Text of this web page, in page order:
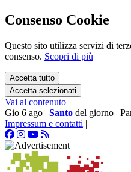
Consenso Cookie
Questo sito utilizza servizi di
consenso. Scopri di più
Accetta tutto
Accetta selezionati
Vai al contenuto
Gio 6 ago | Santo del giorno |
Impressum e contatti |